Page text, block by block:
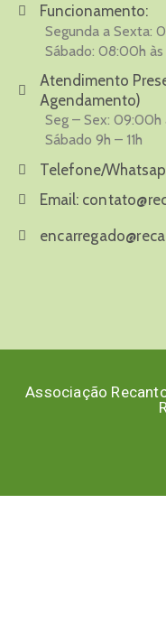
Funcionamento:
Segunda a Sexta:
Sábado: 08:00h às
Atendimento
Agendamento)
Seg – Sex: 09:00h
Sábado 9h – 11h
Telefone/
Email:
Associação